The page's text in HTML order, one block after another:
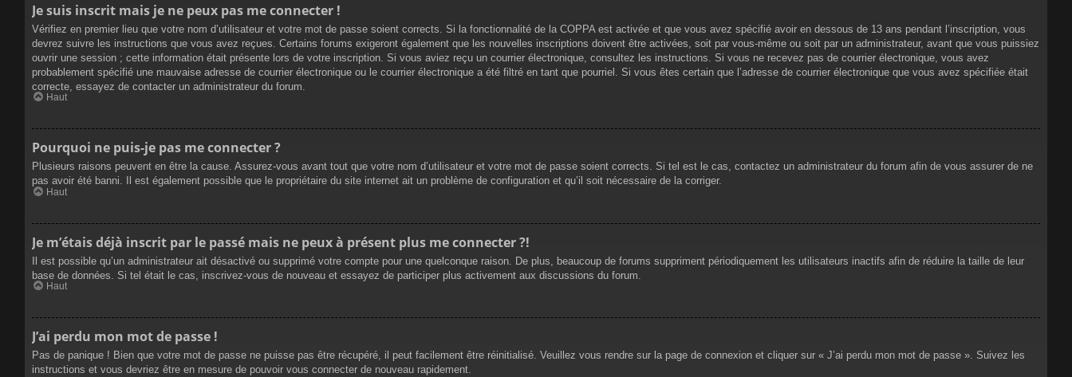
Je suis inscrit mais je ne peux pas me connecter !
Vérifiez en premier lieu que votre nom d’utilisateur et votre mot de passe soient corrects. Si la fonctionnalité de la COPPA est activée et que vous avez spécifié avoir en dessous de 13 ans pendant l’inscription, vous
devrez suivre les instructions que vous avez reçues. Certains forums exigeront également que les nouvelles inscriptions doivent être activées, soit par vous-même ou soit par un administrateur, avant que vous puissiez
ouvrir une session ; cette information était présente lors de votre inscription. Si vous aviez reçu un courrier électronique, consultez les instructions. Si vous ne recevez pas de courrier électronique, vous avez
probablement spécifié une mauvaise adresse de courrier électronique ou le courrier électronique a été filtré en tant que pourriel. Si vous êtes certain que l’adresse de courrier électronique que vous avez spécifiée était
correcte, essayez de contacter un administrateur du forum.
Haut
Pourquoi ne puis-je pas me connecter ?
Plusieurs raisons peuvent en être la cause. Assurez-vous avant tout que votre nom d’utilisateur et votre mot de passe soient corrects. Si tel est le cas, contactez un administrateur du forum afin de vous assurer de ne
pas avoir été banni. Il est également possible que le propriétaire du site internet ait un problème de configuration et qu’il soit nécessaire de la corriger.
Haut
Je m’étais déjà inscrit par le passé mais ne peux à présent plus me connecter ?!
Il est possible qu’un administrateur ait désactivé ou supprimé votre compte pour une quelconque raison. De plus, beaucoup de forums suppriment périodiquement les utilisateurs inactifs afin de réduire la taille de leur
base de données. Si tel était le cas, inscrivez-vous de nouveau et essayez de participer plus activement aux discussions du forum.
Haut
J’ai perdu mon mot de passe !
Pas de panique ! Bien que votre mot de passe ne puisse pas être récupéré, il peut facilement être réinitialisé. Veuillez vous rendre sur la page de connexion et cliquer sur « J’ai perdu mon mot de passe ». Suivez les
instructions et vous devriez être en mesure de pouvoir vous connecter de nouveau rapidement.